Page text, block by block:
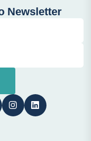
Newsletter